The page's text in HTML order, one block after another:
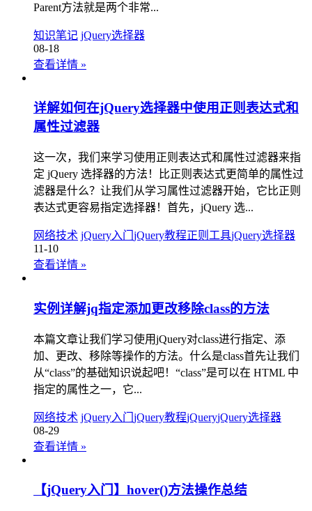
Parent方法就是两个非常...
知识笔记 jQuery选择器
08-18
查看详情 »
详解如何在jQuery选择器中使用正则表达式和
属性过滤器
这一次，我们来学习使用正则表达式和属性过滤器来指
定 jQuery 选择器的方法！比正则表达式更简单的属性过
滤器是什么？让我们从学习属性过滤器开始，它比正则
表达式更容易指定选择器！首先，jQuery 选...
网络技术 jQuery入门 jQuery教程正则工具jQuery选择器
11-10
查看详情 »
实例详解jq指定添加更改移除class的方法
本篇文章让我们学习使用jQuery对class进行指定、添
加、更改、移除等操作的方法。什么是class首先让我们
从“class”的基础知识说起吧！“class”是可以在 HTML 中
指定的属性之一，它...
网络技术 jQuery入门 jQuery教程jQueryjQuery选择器
08-29
查看详情 »
【jQuery入门】hover()方法操作总结